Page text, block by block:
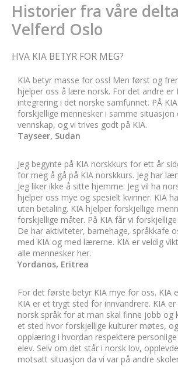
Historier fra våre
Velferd Oslo
HVA KIA BETYR FOR MEG?
KIA betyr masse for oss! Men først og
hjelper oss å lære norsk. For det andre er
integrering i det norske samfunnet. PÅ
forskjellige mennesker i samme situasjon
vennskap, og vi trives godt på KIA.
Tayseer, Sudan
Jeg begynte på KIA norskkurs for ett år
for meg å gå på KIA norskkurs. Jeg har
Jeg liker ikke å sitte hjemme. Jeg vil ha
hjelper oss mye og spesielt kvinner. KIA
uten betaling. KIA hjelper forskjellige
forskjellige måter. På KIA får vi
De har aktiviteter, barnehage, språkkafe
med KIA og med lærerne. KIA er veldig
alle mennesker her.
Yordanos, Eritrea
For det første betyr KIA mye for oss. KIA
KIA er et trygt sted for innvandrere. KIA
norsk språk for at man skal finne jobb og
et sted hvor forskjellige kulturer møtes,
opplæring i hvordan respektere
elev. Selv om det står i norsk lov,
motsatt situasjon da vi var på andre